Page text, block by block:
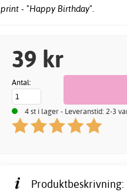
- "Happy Birthday".
39 kr
Antal:
4 st i lager - Leveranstid: 2-3
Produktbeskrivning: